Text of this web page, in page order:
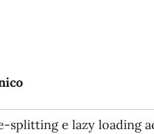
splitting e lazy loading